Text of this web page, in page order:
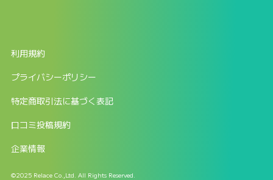
返金申請フォーム
利用規約
プライバシーポリシー
特定商取引法に基づく表記
口コミ投稿規約
企業情報
©2025 Relace Co.,Ltd. All Rights Reserved.